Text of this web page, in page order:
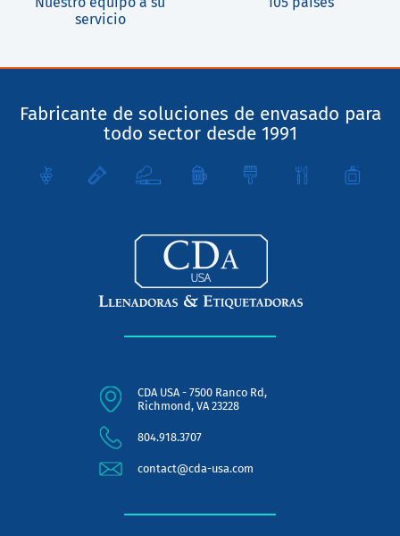
servicio
Fabricante de soluciones de envasado para
todo sector desde 1991
CDA USA - 7500 Ranco Rd,
Richmond, VA 23228
804.918.3707
contact@cda-usa.com